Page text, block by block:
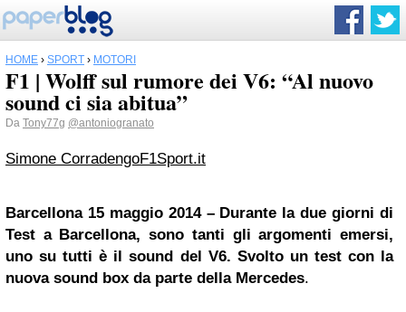
HOME › SPORT › MOTORI
F1 | Wolff sul rumore dei V6: “Al nuovo
sound ci sia abitua”
Da Tony77g @antoniogranato
Simone CorradengoF1Sport.it
Barcellona15 maggio 2014 – Durante la due giorni di
Test a Barcellona, sono tanti gli argomenti emersi,
uno su tutti è il sound del V6. Svolto un test con la
nuova sound box da parte della Mercedes.